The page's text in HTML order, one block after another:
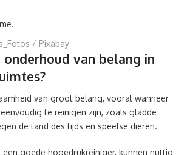
/ Pixabay
van belang in
van groot belang, vooral wanneer
te reinigen zijn, zoals gladde
de tand des tijds en speelse dieren.
goede hogedrukreiniger, kunnen nuttig